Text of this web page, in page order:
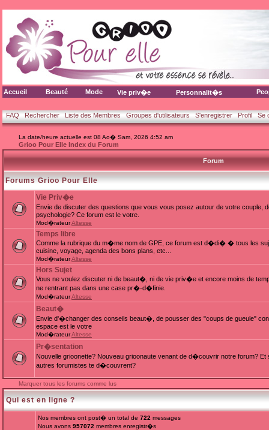
Accueil Beauté Mode Vie priv�e Personnalit�s
FAQ Rechercher Liste des Membres Groupes d'utilisateurs S'enregistrer Profil Se
La date/heure actuelle est 08 Ao� Sam, 2026 4:52 am
Grioo Pour Elle Index du Forum
Forum
Forums Grioo Pour Elle
Vie Priv�e
Envie de discuter des questions que vous vous posez autour de votre
psychologie? Ce forum est le votre.
Mod�rateurAltesse
Temps libre
Comme la rubrique du m�me nom de GPE, ce forum est d�di� � tous les
cuisine, voyage, agenda des bons plans, etc...
Mod�rateurAltesse
Hors Sujet
Vous ne voulez discuter ni de beaut�, ni de vie priv�e et encore moins de
ne rentrant pas dans une case pr�-d�finie.
Mod�rateurAltesse
Beaut�
Envie d'�changer des conseils beaut�, de pousser des "coups de gueule"
espace est le votre
Mod�rateurAltesse
Pr�sentation
Nouvelle grioonette? Nouveau grioonaute venant de d�couvrir notre forum?
autres forumistes te d�couvrent?
Marquer tous les forums comme lus
Qui est en ligne ?
Nos membres ont post� un total de 722 messages
Nous avons 957072 membres enregistr�s